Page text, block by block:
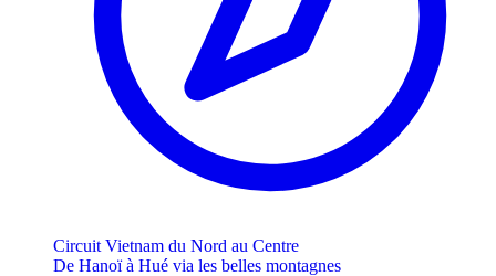
Circuit Vietnam du Nord au Centre
De Hanoï à Hué via les belles montagnes